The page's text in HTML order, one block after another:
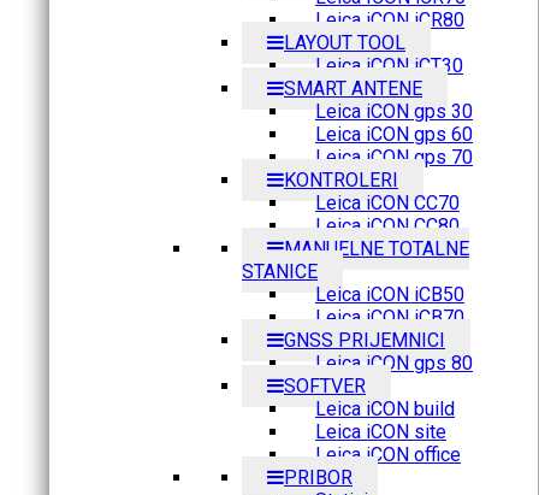
Leica iCON iCR80
LAYOUT TOOL
Leica iCON iCT30
SMART ANTENE
Leica iCON gps 30
Leica iCON gps 60
Leica iCON gps 70
KONTROLERI
Leica iCON CC70
Leica iCON CC80
MANUELNE TOTALNE
STANICE
Leica iCON iCB50
Leica iCON iCB70
GNSS PRIJEMNICI
Leica iCON gps 80
SOFTVER
Leica iCON build
Leica iCON site
Leica iCON office
PRIBOR